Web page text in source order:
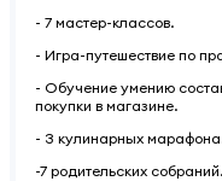
- 7 мастер-классов.
- Игра-путешествие по
- Обучение умению
покупки в магазине.
- 3 кулинарных
-7 родительских собраний.